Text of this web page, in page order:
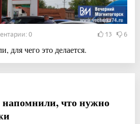
0 13 6
для чего это делается.
что нужно